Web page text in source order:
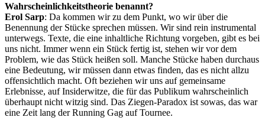
Wahrscheinlichkeitstheorie benannt?
Erol Sarp: Da kommen wir zu dem Punkt, wo wir über die
Benennung der Stücke sprechen müssen. Wir sind rein instrumental
unterwegs. Texte, die eine inhaltliche Richtung vorgeben, gibt es bei
uns nicht. Immer wenn ein Stück fertig ist, stehen wir vor dem
Problem, wie das Stück heißen soll. Manche Stücke haben durchaus
eine Bedeutung, wir müssen dann etwas finden, das es nicht allzu
offensichtlich macht. Oft beziehen wir uns auf gemeinsame
Erlebnisse, auf Insiderwitze, die für das Publikum wahrscheinlich
überhaupt nicht witzig sind. Das Ziegen-Paradox ist sowas, das war
eine Zeit lang der Running Gag auf Tournee.